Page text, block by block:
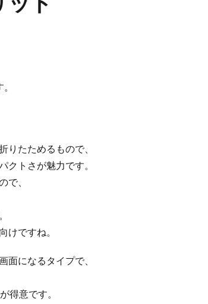
りたためるもので、
クトさが魅力です。
で、
けですね。
面になるタイプで、
得意です。